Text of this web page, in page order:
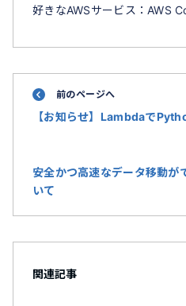
好きなAWSサービス：AWS
前のページへ
【お知らせ】Lambdaで
安全かつ高速なデータ移動
いて
関連記事